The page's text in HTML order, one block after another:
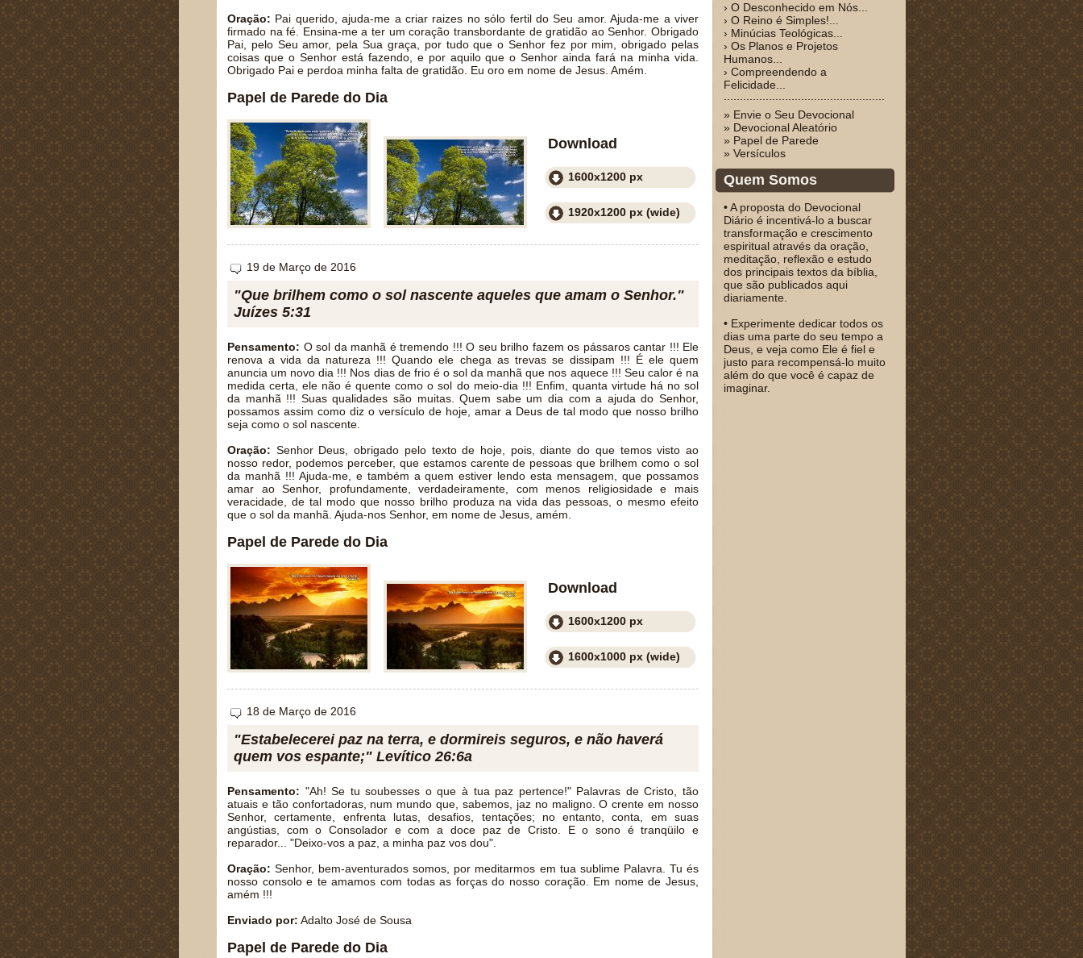
Oração: Pai querido, ajuda-me a criar raizes no sólo fertil do Seu amor. Ajuda-me a viver
firmado na fé. Ensina-me a ter um coração transbordante de gratidão ao Senhor. Obrigado
Pai, pelo Seu amor, pela Sua graça, por tudo que o Senhor fez por mim, obrigado pelas
coisas que o Senhor está fazendo, e por aquilo que o Senhor ainda fará na minha vida.
Obrigado Pai e perdoa minha falta de gratidão. Eu oro em nome de Jesus. Amém.
Papel de Parede do Dia
Download
1600x1200 px
1920x1200 px (wide)
19 de Março de 2016
"Que brilhem como o sol nascente aqueles que amam o Senhor."
Juízes 5:31
Pensamento: O sol da manhã é tremendo !!! O seu brilho fazem os pássaros cantar !!! Ele
renova a vida da natureza !!! Quando ele chega as trevas se dissipam !!! É ele quem
anuncia um novo dia !!! Nos dias de frio é o sol da manhã que nos aquece !!! Seu calor é na
medida certa, ele não é quente como o sol do meio-dia !!! Enfim, quanta virtude há no sol
da manhã !!! Suas qualidades são muitas. Quem sabe um dia com a ajuda do Senhor,
possamos assim como diz o versículo de hoje, amar a Deus de tal modo que nosso brilho
seja como o sol nascente.
Oração: Senhor Deus, obrigado pelo texto de hoje, pois, diante do que temos visto ao
nosso redor, podemos perceber, que estamos carente de pessoas que brilhem como o sol
da manhã !!! Ajuda-me, e também a quem estiver lendo esta mensagem, que possamos
amar ao Senhor, profundamente, verdadeiramente, com menos religiosidade e mais
veracidade, de tal modo que nosso brilho produza na vida das pessoas, o mesmo efeito
que o sol da manhã. Ajuda-nos Senhor, em nome de Jesus, amém.
Papel de Parede do Dia
Download
1600x1200 px
1600x1000 px (wide)
18 de Março de 2016
"Estabelecerei paz na terra, e dormireis seguros, e não haverá
quem vos espante;" Levítico 26:6a
Pensamento: "Ah! Se tu soubesses o que à tua paz pertence!" Palavras de Cristo, tão
atuais e tão confortadoras, num mundo que, sabemos, jaz no maligno. O crente em nosso
Senhor, certamente, enfrenta lutas, desafios, tentações; no entanto, conta, em suas
angústias, com o Consolador e com a doce paz de Cristo. E o sono é tranqüilo e
reparador... "Deixo-vos a paz, a minha paz vos dou".
Oração: Senhor, bem-aventurados somos, por meditarmos em tua sublime Palavra. Tu és
nosso consolo e te amamos com todas as forças do nosso coração. Em nome de Jesus,
amém !!!
Enviado por: Adalto José de Sousa
Papel de Parede do Dia
› O Desconhecido em Nós...
› O Reino é Simples!...
› Minúcias Teológicas...
› Os Planos e Projetos
Humanos...
› Compreendendo a
Felicidade...
» Envie o Seu Devocional
» Devocional Aleatório
» Papel de Parede
» Versículos
Quem Somos
• A proposta do Devocional
Diário é incentivá-lo a buscar
transformação e crescimento
espiritual através da oração,
meditação, reflexão e estudo
dos principais textos da bíblia,
que são publicados aqui
diariamente.
• Experimente dedicar todos os
dias uma parte do seu tempo a
Deus, e veja como Ele é fiel e
justo para recompensá-lo muito
além do que você é capaz de
imaginar.